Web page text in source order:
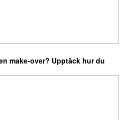
make-over? Upptäck hur du